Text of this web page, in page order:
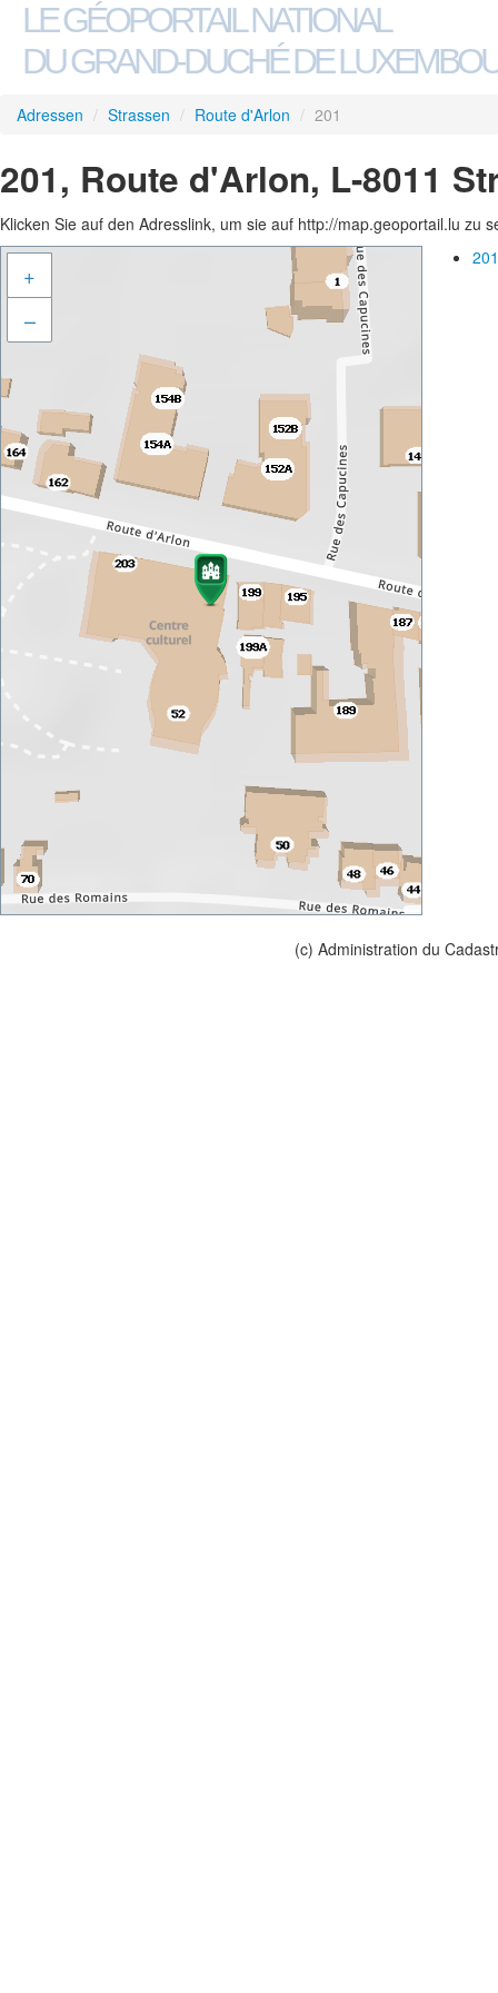
LE GÉOPORTAIL NATIONAL
DU GRAND-DUCHÉ DE
Adressen / Strassen / Route d'Arlon / 201
201, Route d'Arlon, L-8011
Klicken Sie auf den Adresslink, um sie auf http://map.geoportail.lu zu
+
–
(c) Administration du